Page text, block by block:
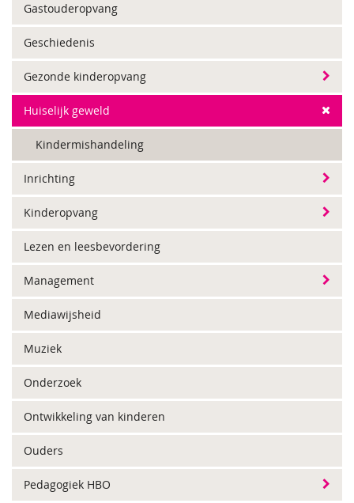
Gastouderopvang
Geschiedenis
Gezonde kinderopvang
Huiselijk geweld
Kindermishandeling
Inrichting
Kinderopvang
Lezen en leesbevordering
Management
Mediawijsheid
Muziek
Onderzoek
Ontwikkeling van kinderen
Ouders
Pedagogiek HBO